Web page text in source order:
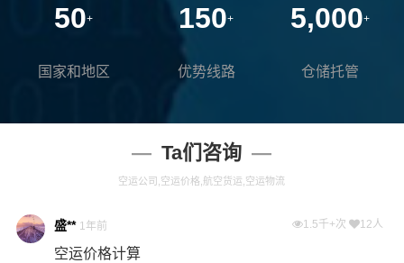
50+
国家和地区
150+
优势线路
5,000+
仓储托管
Ta们咨询
空运公司,空运价格,航空货运,空运物流
盛** 1年前 1.5千+次 12人
空运价格计算